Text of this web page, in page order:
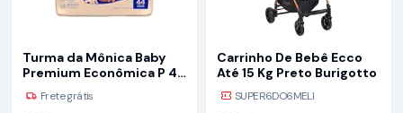
Turma da Mônica Baby
Premium Econômica P 44
Unidades
Frete grátis
Carrinho De Bebê Ecco
Até 15 Kg Preto Burigotto
SUPER6DO6MELI